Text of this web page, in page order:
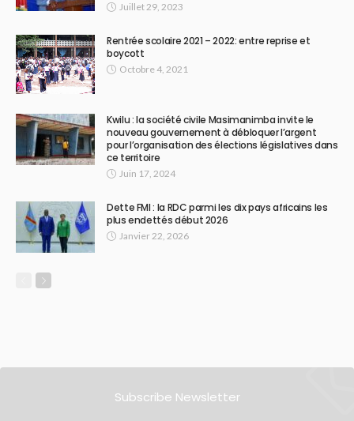
Juillet 29, 2023
Rentrée scolaire 2021 – 2022: entre reprise et
boycott
Octobre 4, 2021
Kwilu : la société civile Masimanimba invite le
nouveau gouvernement à débloquer l’argent
pour l’organisation des élections législatives dans
ce territoire
Juin 17, 2024
Dette FMI : la RDC parmi les dix pays africains les
plus endettés début 2026
Janvier 22, 2026
Subscribe Newsletter